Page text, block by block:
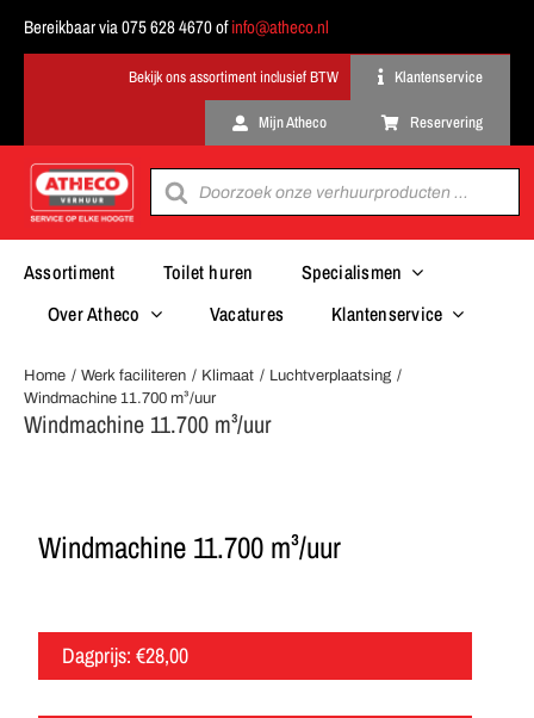
Bereikbaar via 075 628 4670 ofinfo@atheco.nl
Klantenservice
Mijn Atheco Reservering
Producten
zoeken
Assortiment Toilet huren
Specialismen
Over Atheco
Vacatures Klantenservice
Home Werk faciliteren Klimaat
Luchtverplaatsing
Windmachine 11.700 m³/uur
Windmachine 11.700 m³/uur
Windmachine 11.700 m³/uur
Dagprijs: €28,00